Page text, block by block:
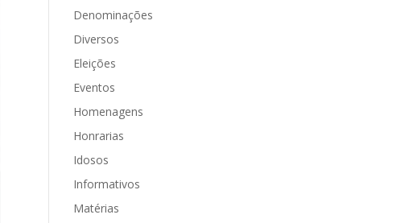
Denominações
Diversos
Eleições
Eventos
Homenagens
Honrarias
Idosos
Informativos
Matérias